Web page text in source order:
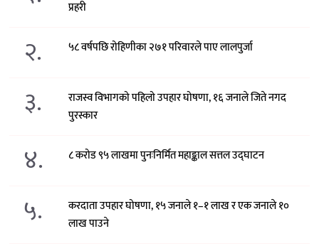
प्रहरी
२. ५८ वर्षपछि रोहिणीका २७१ परिवारले पाए लालपुर्जा
३.
राजस्व विभागको पहिलो उपहार घोषणा, १६ जनाले जिते नगद
पुरस्कार
४. ८ करोड ९५ लाखमा पुनःनिर्मित महाङ्काल सत्तल उद्घाटन
५.
करदाता उपहार घोषणा, १५ जनाले १–१ लाख र एक जनाले १०
लाख पाउने